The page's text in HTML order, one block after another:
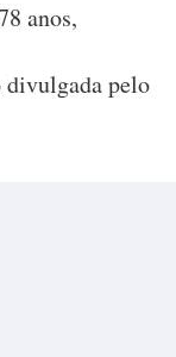
anos,
pelo